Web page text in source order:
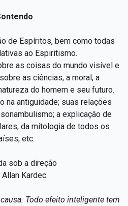
de Espíritos, bem como todas
ao Espiritismo.
as coisas do mundo visível e
as ciências, a moral, a
do homem e seu futuro.
na antiguidade; suas relações
a explicação de
da mitologia de todos os
etc.
sob a direção
Kardec.
Todo efeito inteligente tem